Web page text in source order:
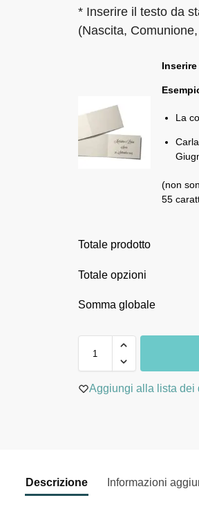
* Inserire il testo da
(Nascita,
La
(non
55
Totale prodotto
Totale opzioni
Somma globale
Aggiungi alla lista dei
Descrizione Informazioni